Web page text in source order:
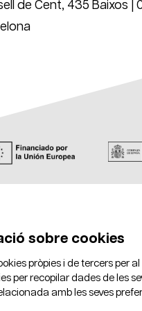
de Cent, 435 Baixos |
sobre cookies
pròpies i de tercers per
per recopilar dades de les
amb les seves